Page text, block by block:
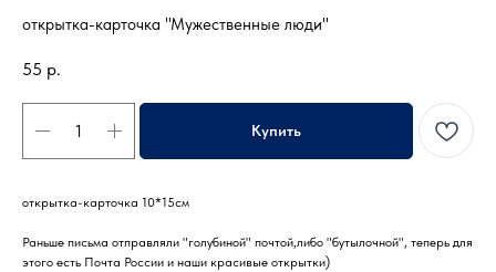
открытка-карточка "Мужественные люди"
55 р.
Купить
открытка-карточка 10*15см
Раньше письма отправляли "голубиной" почтой,либо "бутылочной", теперь для
этого есть Почта России и наши красивые открытки)